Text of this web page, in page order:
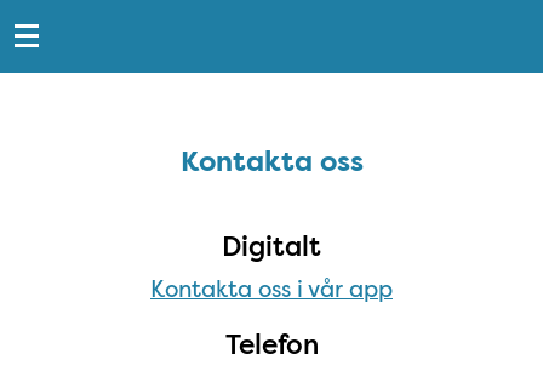
Snabblänkar
Kontakta ossKontakta oss
Digitalt
Kontakta oss i vår app
Telefon